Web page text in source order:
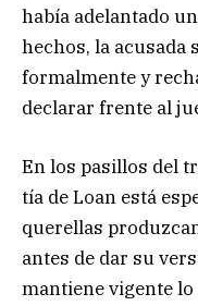
había adelantado
hechos, la
formalmente y
declarar frente al
En los pasillos del
tía de Loan está
querellas
antes de dar su
mantiene vigente